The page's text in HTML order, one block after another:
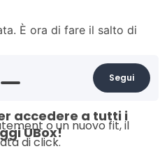
È ora di fare il salto di
Segui
o un nuovo fit, il
di click.
accedere a tutti i
UBox!